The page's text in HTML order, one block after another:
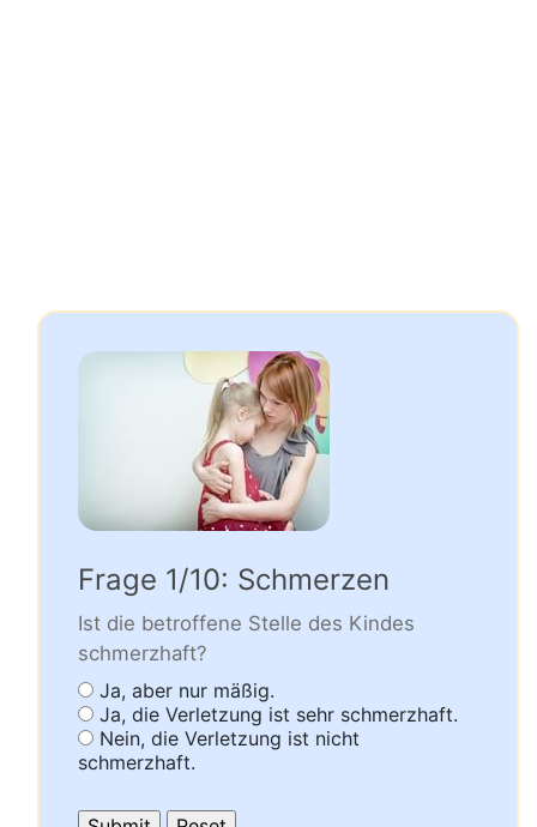
Frage 1/10: Schmerzen
Ist die betroffene Stelle des Kindes
schmerzhaft?
Ja, aber nur mäßig.
Ja, die Verletzung ist sehr schmerzhaft.
Nein, die Verletzung ist nicht
schmerzhaft.